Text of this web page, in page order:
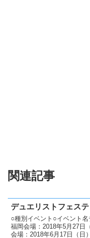
関連記事
デュエリストフェス
○種別イベント○イベント
福岡会場：2018年5月27日
会場：2018年6月17日（日